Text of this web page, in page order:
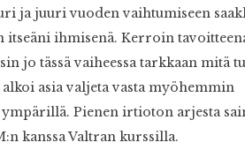
ja juuri vuoden vaihtumiseen
ihmisenä. Kerroin
jo tässä vaiheessa tarkkaan mitä
asia valjeta vasta myöhemmin
Pienen irtioton arjesta
kanssa Valtran kurssilla.